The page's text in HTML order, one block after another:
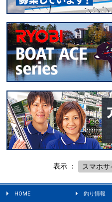
表示 ： スマホサ
HOME 釣り情報